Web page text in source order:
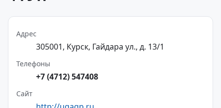
Адрес
305001, Курск, Гайдара ул., д. 13/1
Телефоны
+7 (4712) 547408
Сайт